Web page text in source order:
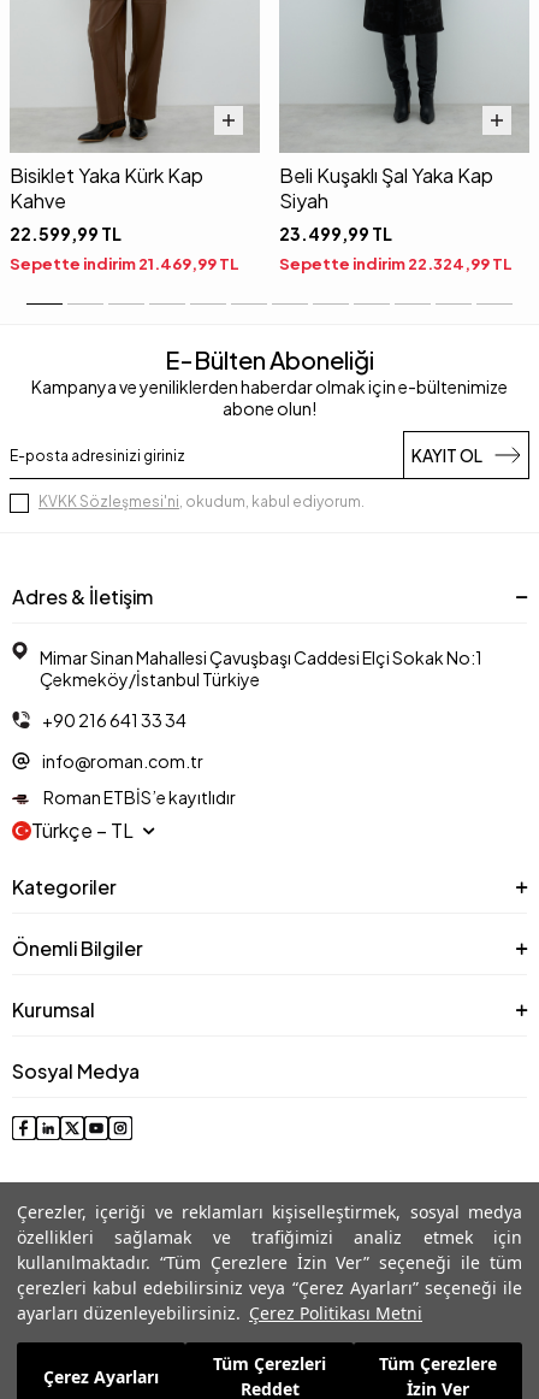
Çerezler, içeriği ve reklamları kişiselleştirmek, sosyal medya
özellikleri sağlamak ve trafiğimizi analiz etmek için
kullanılmaktadır. “Tüm Çerezlere İzin Ver” seçeneği ile tüm
çerezleri kabul edebilirsiniz veya “Çerez Ayarları” seçeneği ile
ayarları düzenleyebilirsiniz. Çerez Politikası Metni
Çerez Ayarları
Tüm Çerezleri
Reddet
Tüm Çerezlere
İzin Ver
13.649,99 TL
Sepete Ekle
Bisiklet Yaka Kürk Kap
Kahve
22.599,99 TL
Sepette indirim21.469,99TL
Beli Kuşaklı Şal Yaka Kap
Siyah
23.499,99 TL
Sepette indirim22.324,99TL
E-Bülten Aboneliği
Kampanya ve yeniliklerden haberdar olmak için e-bültenimize
abone olun!
KAYIT OL
KVKK Sözleşmesi'ni, okudum, kabul ediyorum.
Adres & İletişim
Mimar Sinan Mahallesi Çavuşbaşı Caddesi Elçi Sokak No:1
Çekmeköy/İstanbul Türkiye
+90 216 641 33 34
info@roman.com.tr
Roman ETBİS’e kayıtlıdır
Türkçe − TL
Kategoriler
Önemli Bilgiler
Kurumsal
Sosyal Medya
© 2025 Roman® Tüm Hakları Saklıdır, İzinsiz kullanılamaz